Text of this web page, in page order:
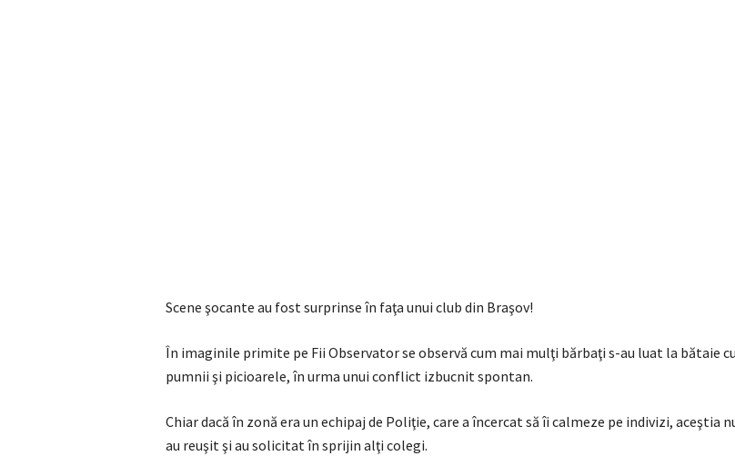
Scene şocante au fost surprinse în faţa unui club din Braşov!
În imaginile primite pe Fii Observator se observă cum mai mulţi bărbaţi s-au luat la bătaie cu
pumnii şi picioarele, în urma unui conflict izbucnit spontan.
Chiar dacă în zonă era un echipaj de Poliţie, care a încercat să îi calmeze pe indivizi, aceştia
au reuşit şi au solicitat în sprijin alţi colegi.